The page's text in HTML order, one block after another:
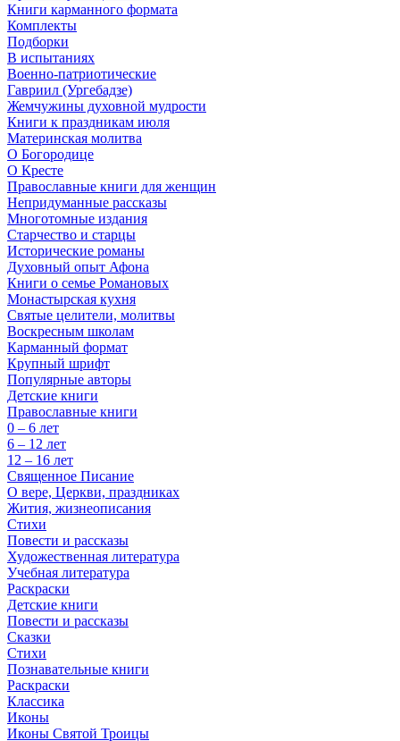
Книги карманного формата
Комплекты
Подборки
В испытаниях
Военно-патриотические
Гавриил (Ургебадзе)
Жемчужины духовной мудрости
Книги к праздникам июля
Материнская молитва
О Богородице
О Кресте
Православные книги для женщин
Непридуманные рассказы
Многотомные издания
Старчество и старцы
Исторические романы
Духовный опыт Афона
Книги о семье Романовых
Монастырская кухня
Святые целители, молитвы
Воскресным школам
Карманный формат
Крупный шрифт
Популярные авторы
Детские книги
Православные книги
0 – 6 лет
6 – 12 лет
12 – 16 лет
Священное Писание
О вере, Церкви, праздниках
Жития, жизнеописания
Стихи
Повести и рассказы
Художественная литература
Учебная литература
Раскраски
Детские книги
Повести и рассказы
Сказки
Стихи
Познавательные книги
Раскраски
Классика
Иконы
Иконы Святой Троицы